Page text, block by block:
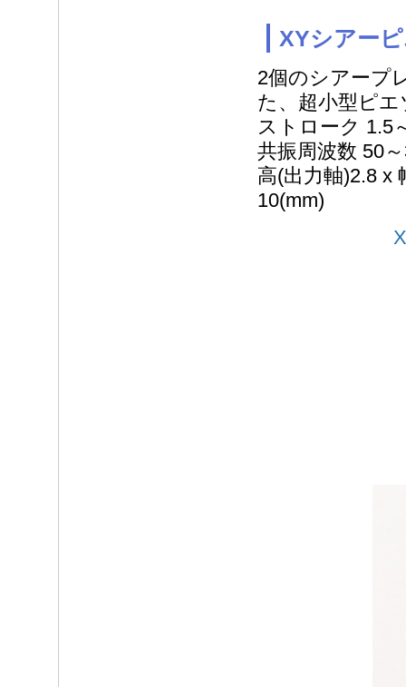
XYシアー
2個のシアープ
た、超小型ピ
ストローク 1.5
共振周波数 50
高(出力軸)2.8 x
10(mm)